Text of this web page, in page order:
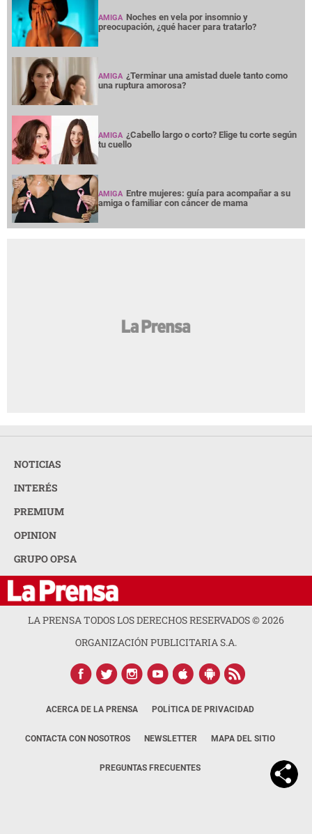
AMIGA Noches en vela por insomnio y
preocupación, ¿qué hacer para tratarlo?
AMIGA ¿Terminar una amistad duele tanto como
una ruptura amorosa?
AMIGA ¿Cabello largo o corto? Elige tu corte según
tu cuello
AMIGA Entre mujeres: guía para acompañar a su
amiga o familiar con cáncer de mama
NOTICIAS
INTERÉS
PREMIUM
OPINION
GRUPO OPSA
LA PRENSA TODOS LOS DERECHOS RESERVADOS ©2026
ORGANIZACIÓN PUBLICITARIA S.A.
ACERCA DE LA PRENSA POLÍTICA DE PRIVACIDAD
CONTACTA CON NOSOTROS NEWSLETTER MAPA DEL SITIO
PREGUNTAS FRECUENTES